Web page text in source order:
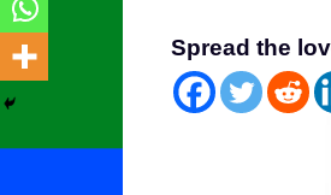
Spread the